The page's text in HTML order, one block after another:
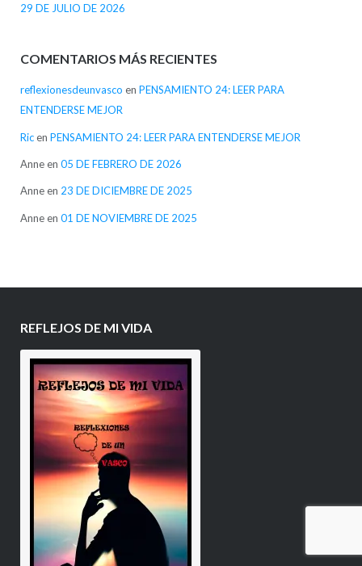
29 DE JULIO DE 2026
COMENTARIOS MÁS RECIENTES
reflexionesdeunvasco en PENSAMIENTO 24: LEER PARA
ENTENDERSE MEJOR
Ricen PENSAMIENTO 24: LEER PARA ENTENDERSE MEJOR
Anneen 05 DE FEBRERO DE 2026
Anneen 23 DE DICIEMBRE DE 2025
Anneen 01 DE NOVIEMBRE DE 2025
REFLEJOS DE MI VIDA